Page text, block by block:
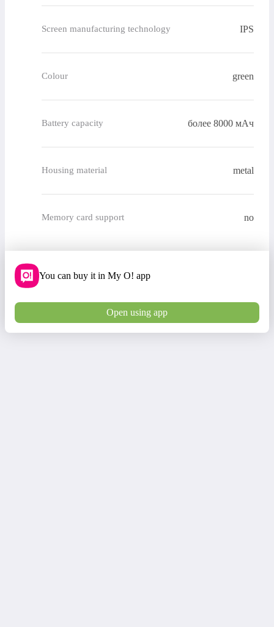
Screen manufacturing technology IPS
Colour green
Battery capacity более 8000 мАч
Housing material metal
Memory card support no
You can buy it in My O! app
Open using app